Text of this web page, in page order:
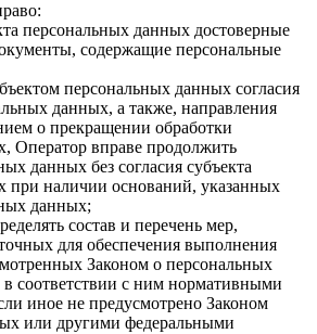
персональных данных достоверные
содержащие персональные
персональных данных согласия
данных, а также, направления
о прекращении обработки
Оператор вправе продолжить
данных без согласия субъекта
при наличии оснований, указанных
данных;
состав и перечень мер,
для обеспечения выполнения
Законом о персональных
соответствии с ним нормативными
иное не предусмотрено Законом
или другими федеральными